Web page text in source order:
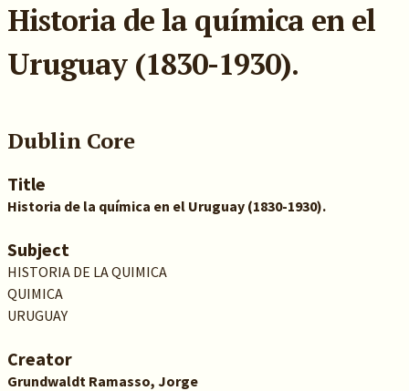
Historia de la química en el
Uruguay (1830-1930).
Dublin Core
Title
Historia de la química en el Uruguay (1830-1930).
Subject
HISTORIA DE LA QUIMICA
QUIMICA
URUGUAY
Creator
Grundwaldt Ramasso, Jorge